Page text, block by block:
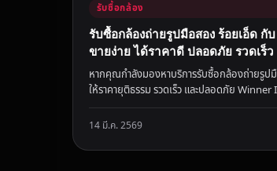
รับซื้อกล้อง
รับซื้อกล้องถ่ายรูปมือสอง ร้อยเอ็ด กั
ขายง่าย ได้ราคาดี ปลอดภัย รวดเร็ว
หากคุณกำลังมองหาบริการรับซื้อกล้องถ่ายรูป
ให้ราคายุติธรรม รวดเร็ว และปลอดภัย Winner
คุณขายกล...
14 มี.ค. 2569